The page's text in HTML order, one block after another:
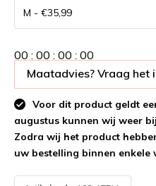
00 : 00 : 00 : 00
Maatadvies? Vraag het
Voor dit product geldt
augustus kunnen wij weer
Zodra wij het product
uw bestelling binnen enkele